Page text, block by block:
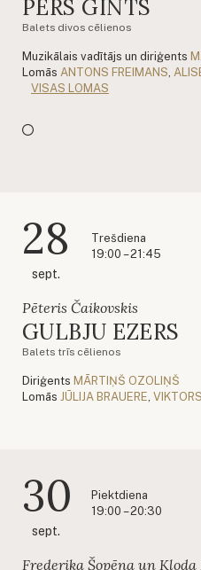
PĒRS GINTS
Balets divos cēlienos
Muzikālais vadītājs un diriģents
Lomās ANTONS FREIMANS
VISAS LOMAS
28
sept.
Trešdiena
19:00 – 21:45
Pēteris Čaikovskis
GULBJU EZERS
Balets trīs cēlienos
Diriģents MĀRTIŅŠ OZOLIŅŠ
Lomās JŪLIJA BRAUERE
30
sept.
Piektdiena
19:00 – 20:30
Frederika Šopēna un